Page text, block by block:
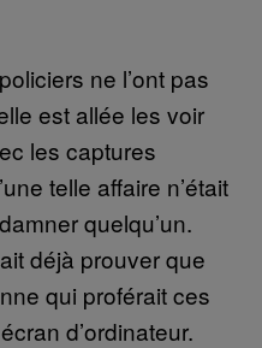
ne l’ont pas
est allée les voir
les captures
telle affaire n’était
quelqu’un.
déjà prouver que
qui proférait ces
d’ordinateur.